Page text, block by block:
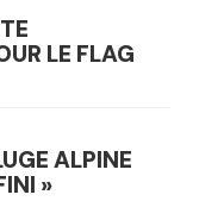
LE FLAG
ALPINE
»